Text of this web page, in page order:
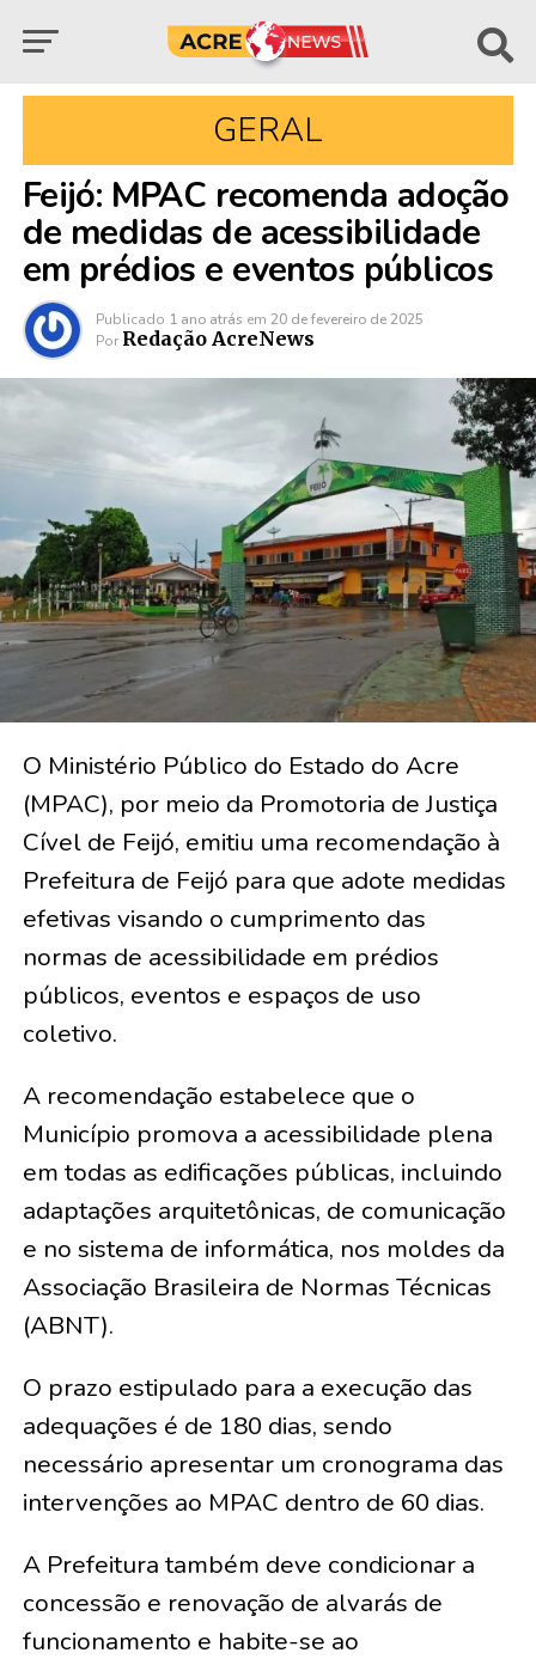
GERAL
Feijó: MPAC recomenda adoção
de medidas de acessibilidade
em prédios e eventos públicos
Publicado 1 ano atrás em 20 de fevereiro de 2025
Por Redação AcreNews
O Ministério Público do Estado do Acre
(MPAC), por meio da Promotoria de Justiça
Cível de Feijó, emitiu uma recomendação à
Prefeitura de Feijó para que adote medidas
efetivas visando o cumprimento das
normas de acessibilidade em prédios
públicos, eventos e espaços de uso
coletivo.
A recomendação estabelece que o
Município promova a acessibilidade plena
em todas as edificações públicas, incluindo
adaptações arquitetônicas, de comunicação
e no sistema de informática, nos moldes da
Associação Brasileira de Normas Técnicas
(ABNT).
O prazo estipulado para a execução das
adequações é de 180 dias, sendo
necessário apresentar um cronograma das
intervenções ao MPAC dentro de 60 dias.
A Prefeitura também deve condicionar a
concessão e renovação de alvarás de
funcionamento e habite-se ao